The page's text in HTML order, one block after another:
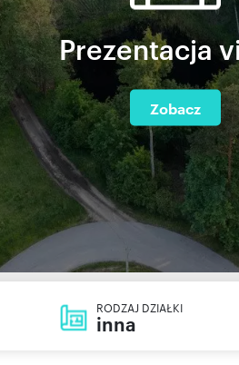
Prezentacja
Zobacz
RODZAJ DZIAŁKI
inna